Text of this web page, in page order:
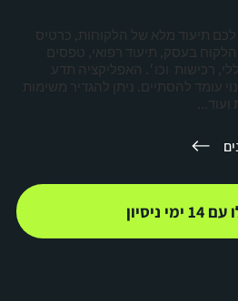
תיעוד מלא של הלקוחות, כרטיס
בעסק, תיעוד רפואי, טפסים
רכישות וכו׳. האפליקציה תדע
עומד להסתיים. ניתן להגדיר משימות
ועוד...
ניסיון